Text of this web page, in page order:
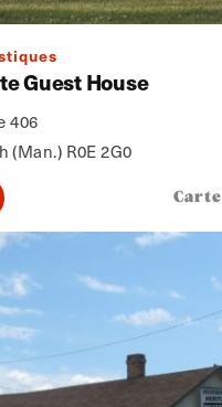
Guest House
406
(Man.) R0E 2G0
Carte